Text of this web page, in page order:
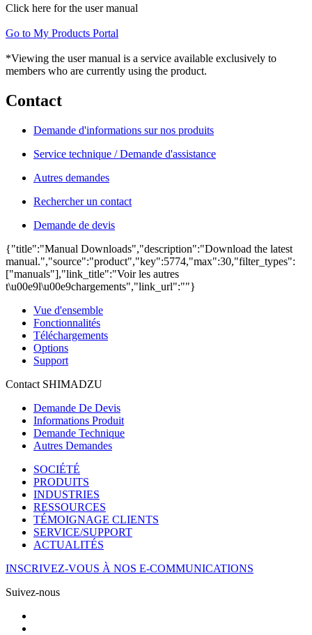
Click here for the user manual
Go to My Products Portal
*Viewing the user manual is a service available exclusively to
members who are currently using the product.
Contact
Demande d'informations sur nos produits
Service technique / Demande d'assistance
Autres demandes
Rechercher un contact
Demande de devis
{"title":"Manual Downloads","description":"Download the latest
manual.","source":"product","key":5774,"max":30,"filter_types":
["manuals"],"link_title":"Voir les autres
t\u00e9l\u00e9chargements","link_url":""}
Vue d'ensemble
Fonctionnalités
Téléchargements
Options
Support
Contact SHIMADZU
Demande De Devis
Informations Produit
Demande Technique
Autres Demandes
SOCIÉTÉ
PRODUITS
INDUSTRIES
RESSOURCES
TÉMOIGNAGE CLIENTS
SERVICE/SUPPORT
ACTUALITÉS
INSCRIVEZ-VOUS À NOS E-COMMUNICATIONS
Suivez-nous